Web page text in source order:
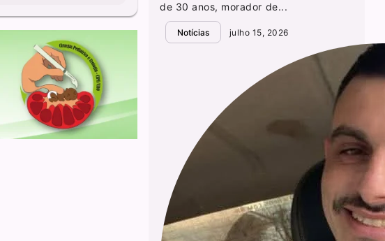
de 30 anos, morador de...
Notícias julho 15, 2026